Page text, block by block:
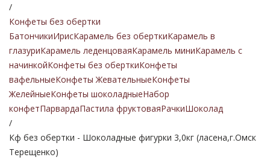
/
Конфеты без обертки
БатончикиИрисКарамель без оберткиКарамель в
глазуриКарамель леденцоваяКарамель миниКарамель с
начинкойКонфеты без оберткиКонфеты
вафельныеКонфеты ЖевательныеКонфеты
ЖелейныеКонфеты шоколадныеНабор
конфетПарвардаПастила фруктоваяРачкиШоколад
/
Кф без обертки - Шоколадные фигурки 3,0кг (ласена,г.Омск
Терещенко)